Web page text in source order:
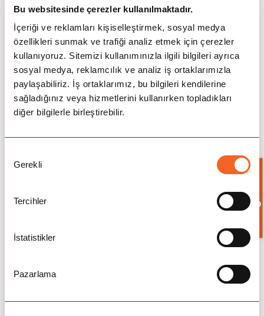
Bu websitesinde çerezler kullanılmaktadır.
İçeriği ve reklamları kişiselleştirmek, sosyal medya
özellikleri sunmak ve trafiği analiz etmek için çerezler
kullanıyoruz. Sitemizi kullanımınızla ilgili bilgileri ayrıca
sosyal medya, reklamcılık ve analiz iş ortaklarımızla
paylaşabiliriz. İş ortaklarımız, bu bilgileri kendilerine
sağladığınız veya hizmetlerini kullanırken topladıkları
diğer bilgilerle birleştirebilir.
Seçimi
Gerekli
Tercihler
İstatistikler
Pazarlama
Yüksek Lisans
Programları
Ücretleri
MBA in Sport Business
Management
€14.300
MBA in General
(Amsterdam & Vienna)
MBA in Health & Social
Management
Bilgi İste